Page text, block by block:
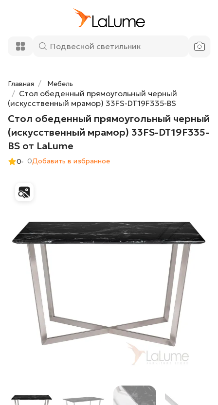
Главная Мебель
Стол обеденный прямоугольный черный
(искусственный мрамор) 33FS-DT19F335-BS
Стол обеденный прямоугольный черный
(искусственный мрамор) 33FS-DT19F335-
BS от LaLume
0 0Добавить в избранное
черный (искусственный мрамор) 33FS-
DT19F335-BS от LaLume